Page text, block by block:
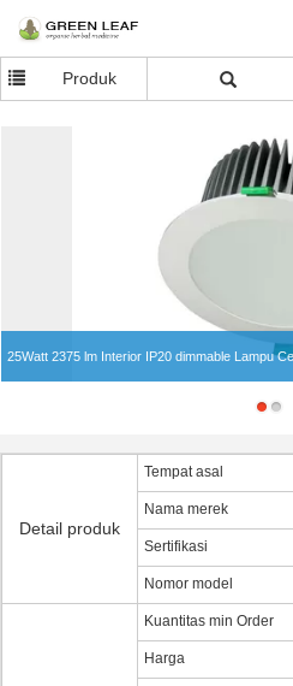
Produk
25Watt 2375 lm Interior IP20 dimmable Lampu
Detail produk
Tempat asal
Nama merek
Sertifikasi
Nomor model
Kuantitas min Order
Harga